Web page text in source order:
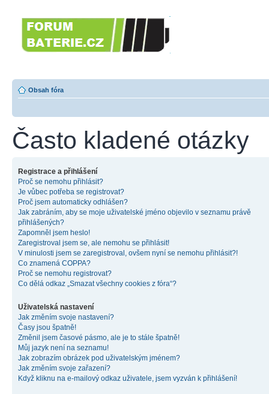
Obsah fóra
Často kladené otázky
Registrace a přihlášení
Proč se nemohu přihlásit?
Je vůbec potřeba se registrovat?
Proč jsem automaticky odhlášen?
Jak zabráním, aby se moje uživatelské jméno objevilo v seznamu právě
přihlášených?
Zapomněl jsem heslo!
Zaregistroval jsem se, ale nemohu se přihlásit!
V minulosti jsem se zaregistroval, ovšem nyní se nemohu přihlásit?!
Co znamená COPPA?
Proč se nemohu registrovat?
Co dělá odkaz „Smazat všechny cookies z fóra“?
Uživatelská nastavení
Jak změním svoje nastavení?
Časy jsou špatně!
Změnil jsem časové pásmo, ale je to stále špatně!
Můj jazyk není na seznamu!
Jak zobrazím obrázek pod uživatelským jménem?
Jak změním svoje zařazení?
Když kliknu na e-mailový odkaz uživatele, jsem vyzván k přihlášení!